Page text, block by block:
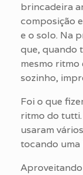
brincadeira
composição
e o solo. Na
que, quando
mesmo ritmo
sozinho,
Foi o que
ritmo do
usaram
tocando uma